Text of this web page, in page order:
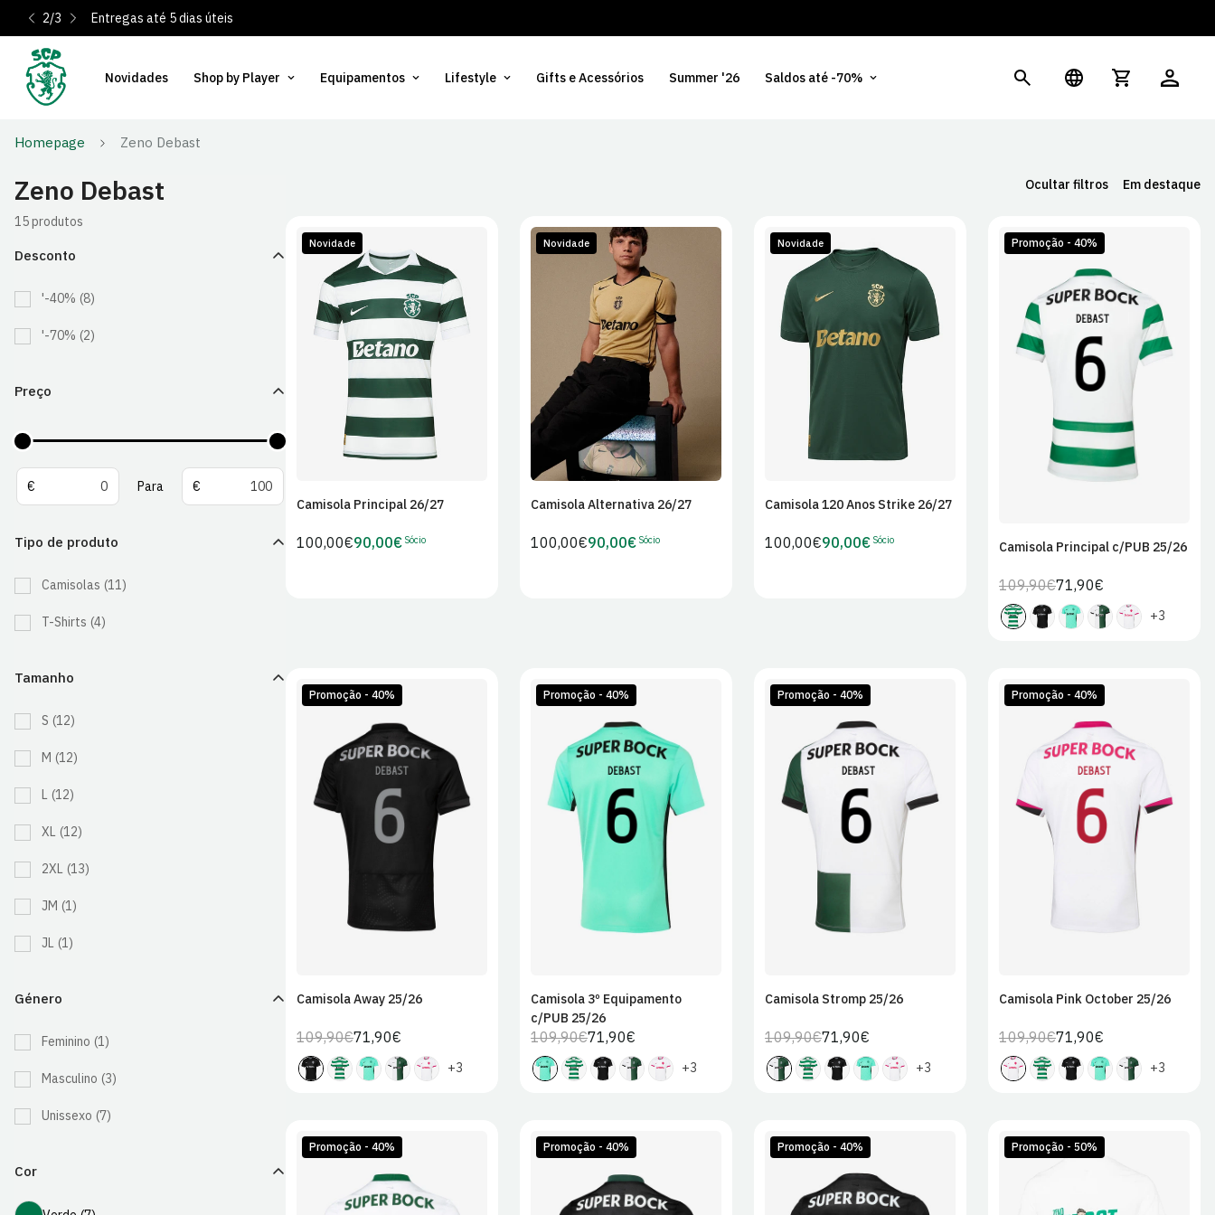
Entregas até 5 dias úteis
2/3
Novidades Shop by Player Equipamentos Lifestyle Gifts e Acessórios Summer '26 Saldos até -70%
Homepage Zeno Debast
Zeno Debast
15 produtos
Desconto
'-40% (8)
'-70% (2)
Preço
De
€ Para
Para
€
Tipo de produto
Camisolas (11)
T-Shirts (4)
Tamanho
S (12)
M (12)
L (12)
XL (12)
2XL (13)
JM (1)
JL (1)
Género
Feminino (1)
Masculino (3)
Unissexo (7)
Cor
Verde
Ocultar filtros Em destaque
Novidade
S XL
Camisola Principal 26/27
Preço
100,00€Preço
90,00€ Sócio
Novidade
M L
Camisola Alternativa 26/27
Preço
100,00€Preço
90,00€ Sócio
Novidade
S M L XL
Camisola 120 Anos Strike 26/27
Preço
100,00€Preço
90,00€ Sócio
Promoção - 40%
S M XL
2XL
Camisola Principal c/PUB 25/26
Preço
regular
109,90€Preço
de
venda
71,90€
+3
Promoção - 40%
M XL
2XL
Camisola Away 25/26
Preço
regular
109,90€Preço
de
venda
71,90€
+3
Promoção - 40%
S M
2XL
Camisola 3º Equipamento
c/PUB 25/26
Preço
regular
109,90€Preço
de
venda
71,90€
+3
Promoção - 40%
S M XL
2XL
Camisola Stromp 25/26
Preço
regular
109,90€Preço
de
venda
71,90€
+3
Promoção - 40%
S M XL
2XL
Camisola Pink October 25/26
Preço
regular
109,90€Preço
de
venda
71,90€
+3
Promoção - 40% Promoção - 40% Promoção - 40% Promoção - 50%